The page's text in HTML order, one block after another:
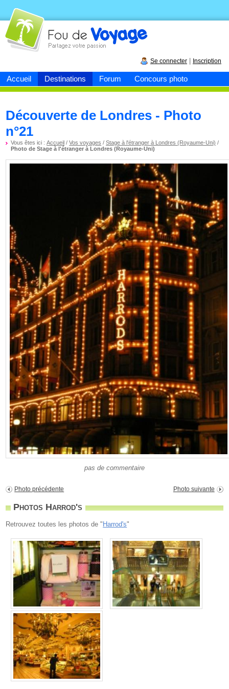
Accueil Destinations Forum Concours photo
Fou devoyage
Se connecter Inscription
Découverte de Londres - Photo
n°21
Vous êtes ici :Accueil /Vos voyages /Stage à l'étranger à Londres (Royaume-Uni) /
Photo de Stage à l'étranger à Londres (Royaume-Uni)
pas de commentaire
Photo précédente Photo suivante
Photos Harrod's
Retrouvez toutes les photos de " Harrod's"